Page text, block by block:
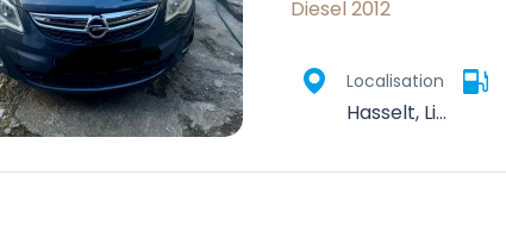
Diesel 2012
Localisation
Hasselt, Limburg, Flanders, Belgium